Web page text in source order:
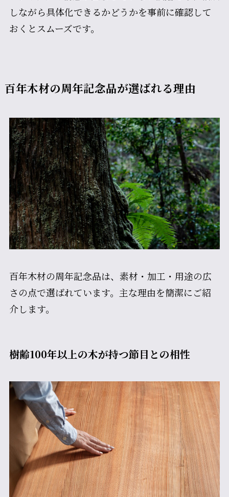
しながら具体化できるかどうかを事前に確認して
おくとスムーズです。
百年木材の周年記念品が選ばれる理由
百年木材の周年記念品は、素材・加工・用途の広
さの点で選ばれています。主な理由を簡潔にご紹
介します。
樹齢100年以上の木が持つ節目との相性